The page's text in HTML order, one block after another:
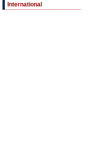
International